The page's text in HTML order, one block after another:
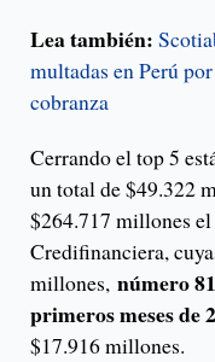
Lea también:
multadas en Perú
cobranza
Cerrando el top 5
un total de $49.322
$264.717 millones
Credifinanciera,
millones, número
primeros meses de
$17.916 millones.